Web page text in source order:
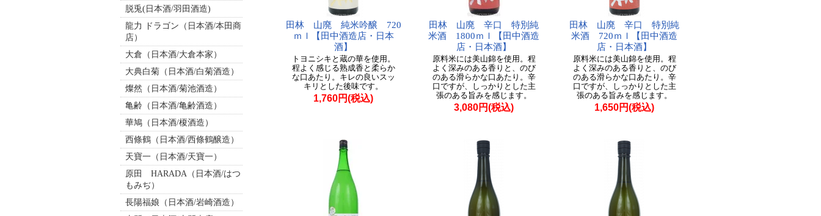
脱兎(日本酒/羽田酒造)
龍力 ドラゴン（日本酒/本田商
店）
大倉（日本酒/大倉本家）
大典白菊（日本酒/白菊酒造）
燦然（日本酒/菊池酒造）
亀齢（日本酒/亀齢酒造）
華鳩（日本酒/榎酒造）
西條鶴（日本酒/西條鶴醸造）
天寶一（日本酒/天寶一）
原田 HARADA（日本酒/はつ
もみぢ）
長陽福娘（日本酒/岩崎酒造）
田林 山廃 純米吟醸 720
ｍｌ【田中酒造店・日本
酒】
トヨニシキと蔵の華を使用。
程よく感じる熟成香と柔らか
な口あたり。キレの良いスッ
キリとした後味です。
1,760円(税込)
田林 山廃 辛口 特別純
米酒 1800ｍｌ【田中酒造
店・日本酒】
原料米には美山錦を使用。程
よく深みのある香りと、のび
のある滑らかな口あたり。辛
口ですが、しっかりとした主
張のある旨みを感じます。
3,080円(税込)
田林 山廃 辛口 特別純
米酒 720ｍｌ【田中酒造
店・日本酒】
原料米には美山錦を使用。程
よく深みのある香りと、のび
のある滑らかな口あたり。辛
口ですが、しっかりとした主
張のある旨みを感じます。
1,650円(税込)